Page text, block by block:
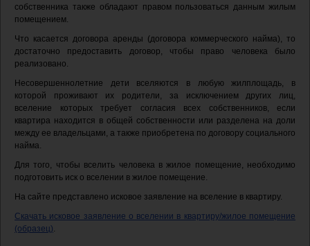
собственника также обладают правом пользоваться данным жилым
помещением.
Что касается договора аренды (договора коммерческого найма), то
достаточно предоставить договор, чтобы право человека было
реализовано.
Несовершеннолетние дети вселяются в любую жилплощадь, в
которой проживают их родители, за исключением других лиц,
вселение которых требует согласия всех собственников, если
квартира находится в общей собственности или разделена на доли
между ее владельцами, а также приобретена по договору социального
найма.
Для того, чтобы вселить человека в жилое помещение, необходимо
подготовить иск о вселении в жилое помещение.
На сайте представлено исковое заявление на вселение в квартиру.
Скачать исковое заявление о вселении в квартиру/жилое помещение
(образец).